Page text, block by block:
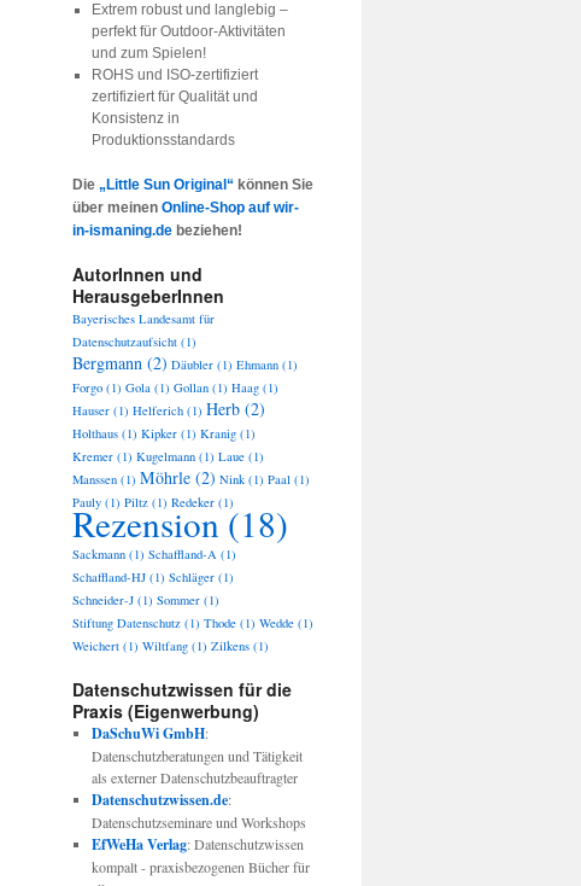
Extrem robust und langlebig –
perfekt für Outdoor-Aktivitäten
und zum Spielen!
ROHS und ISO-zertifiziert
zertifiziert für Qualität und
Konsistenz in
Produktionsstandards
Die „Little Sun Original“ können Sie
über meinen Online-Shop auf wir-
in-ismaning.de beziehen!
AutorInnen und
HerausgeberInnen
Bayerisches Landesamt für
Datenschutzaufsicht (1)
Bergmann (2) Däubler (1) Ehmann (1)
Forgo (1) Gola (1) Gollan (1) Haag (1)
Hauser (1) Helferich (1) Herb (2)
Holthaus (1) Kipker (1) Kranig (1)
Kremer (1) Kugelmann (1) Laue (1)
Manssen (1) Möhrle (2) Nink (1) Paal (1)
Pauly (1) Piltz (1) Redeker (1)
Rezension(18)
Sackmann (1) Schaffland-A (1)
Schaffland-HJ (1) Schläger (1)
Schneider-J (1) Sommer (1)
Stiftung Datenschutz (1) Thode (1) Wedde (1)
Weichert (1) Wiltfang (1) Zilkens (1)
Datenschutzwissen für die
Praxis (Eigenwerbung)
DaSchuWi GmbH:
Datenschutzberatungen und Tätigkeit
als externer Datenschutzbeauftragter
Datenschutzwissen.de:
Datenschutzseminare und Workshops
EfWeHa Verlag: Datenschutzwissen
kompalt - praxisbezogenen Bücher für